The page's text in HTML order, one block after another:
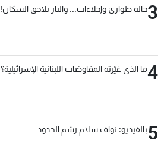
3حالة طوارئ وإخلاءات... والنار تلاحق السكان!
4ما الذي غيّرته المفاوضات اللبنانية الإسرائيلية؟
5بالفيديو: نواف سلام رسّم الحدود